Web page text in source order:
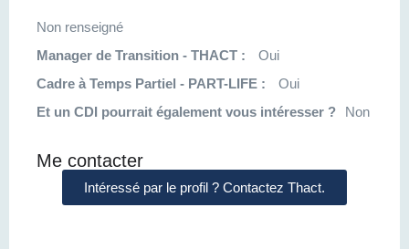
Non renseigné
Manager de Transition - THACT :
Oui
Cadre à Temps Partiel - PART-LIFE :
Oui
Et un CDI pourrait également vous intéresser ?
Non
Me contacter
Intéressé par le profil ? Contactez Thact.